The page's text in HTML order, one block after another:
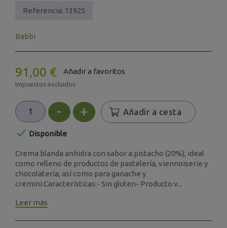
Referencia: 13925
Babbi
91,00 € Añadir a favoritos
Impuestos excluidos
- + Añadir a cesta
 Disponible
Crema blanda anhidra con sabor a pistacho (20%), ideal
como relleno de productos de pastelería, viennoiserie y
chocolatería, así como para ganache y
cremini.Características:- Sin gluten- Producto v...
Leer más